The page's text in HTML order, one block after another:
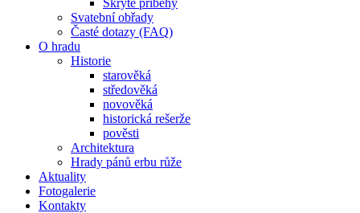
Skryté příběhy
Svatební obřady
Časté dotazy (FAQ)
O hradu
Historie
starověká
středověká
novověká
historická rešerže
pověsti
Architektura
Hrady pánů erbu růže
Aktuality
Fotogalerie
Kontakty